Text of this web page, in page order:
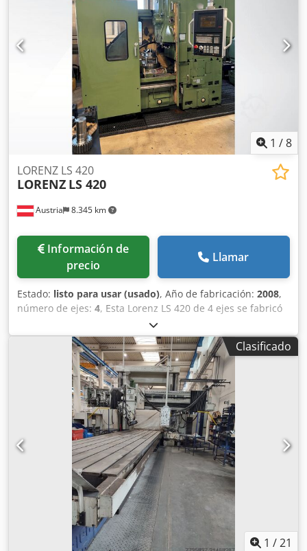
acordes a su antigüedad; las máquinas usadas se venden
sin garantía. El precio mostrado no incluye IVA.
1 /8
Austria 8.345 km
LORENZ LS 420
LORENZ LS 420
Información de
precio
Llamar
Estado: listo para usar (usado), Año de fabricación: 2008,
número de ejes: 4, Esta Lorenz LS 420 de 4 ejes se fabricó
en 2008. Cuenta con un sistema de control NUM, capaz de
manejar splines externos e internos, puntos únicos y
splines de segmento. Puede gestionar uniones de estrías
de hasta B = 25 mm y perfiles de cubos de estrías. La
longitud de carrera es de 140 mm. Considere la
oportunidad de comprar esta Lorenz LS 420. Contacte con
nosotros para más información. Equipamiento adicional •
laminado, diente único, alimentación en espiral Crodpfx
Aaox D Iyks Dof Beneficios de la máquina Ventajas
cualitativas de la máquina • Modernizada y convertida a
cnc 2008 con todos los procesos mencionados. Ventajas
técnicas de la máquina • Longitud de la carrera: 140 mm •
Estrías exteriores • Estrías internas • Puntos únicos •
Splines de segmento • Unión por estrías de hasta 25 mm •
Perfiles de cubo estriados internos / externos • Estrías
hasta calidad 6 / 7 Más información Máquina aún en
Clasificado
1 /21